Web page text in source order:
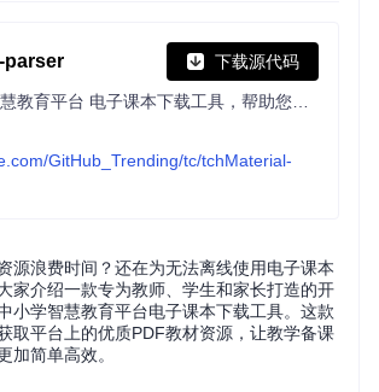
parser 下载源代码
GitHub_Trending/tc/tchMaterial-
源浪费时间？还在为无法离线使用电子课本
家介绍一款专为教师、学生和家长打造的开
学智慧教育平台电子课本下载工具。这款
取平台上的优质PDF教材资源，让教学备课
加简单高效。